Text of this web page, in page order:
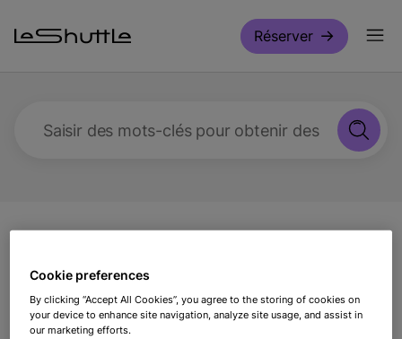
Réserver
Saisir des mots-clés pour obtenir des réponses
Puis-je récupérer les taxes
Cookie preferences
By clicking “Accept All Cookies”, you agree to the storing of cookies on
your device to enhance site navigation, analyze site usage, and assist in
our marketing efforts.